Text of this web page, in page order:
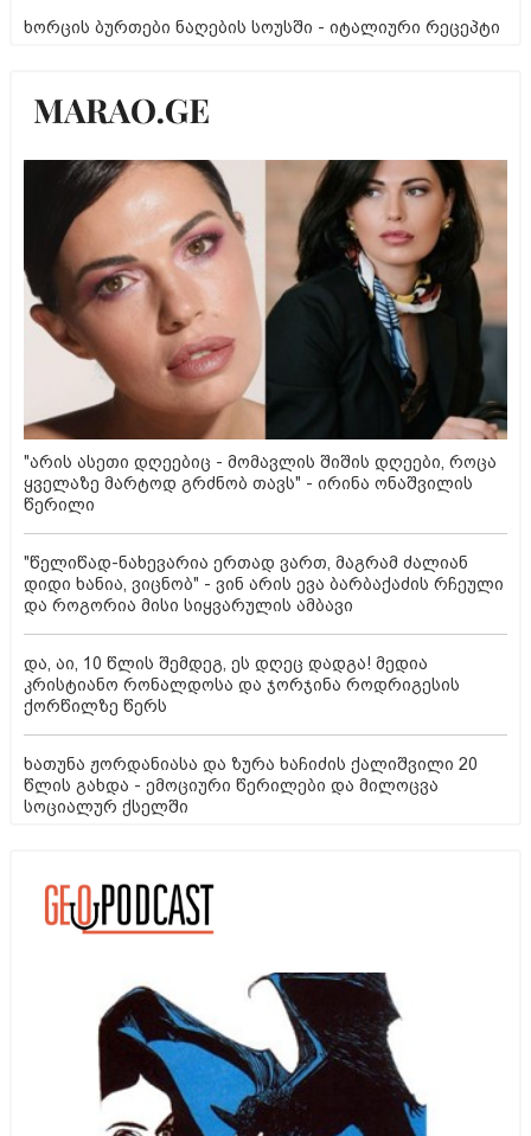
ხორცის ბურთები ნაღების სოუსში - იტალიური რეცეპტი
"არის ასეთი დღეებიც - მომავლის შიშის დღეები, როცა
ყველაზე მარტოდ გრძნობ თავს" - ირინა ონაშვილის
წერილი
"წელიწად-ნახევარია ერთად ვართ, მაგრამ ძალიან
დიდი ხანია, ვიცნობ" - ვინ არის ევა ბარბაქაძის რჩეული
და როგორია მისი სიყვარულის ამბავი
და, აი, 10 წლის შემდეგ, ეს დღეც დადგა! მედია
კრისტიანო რონალდოსა და ჯორჯინა როდრიგესის
ქორწილზე წერს
ხათუნა ჟორდანიასა და ზურა ხაჩიძის ქალიშვილი 20
წლის გახდა - ემოციური წერილები და მილოცვა
სოციალურ ქსელში